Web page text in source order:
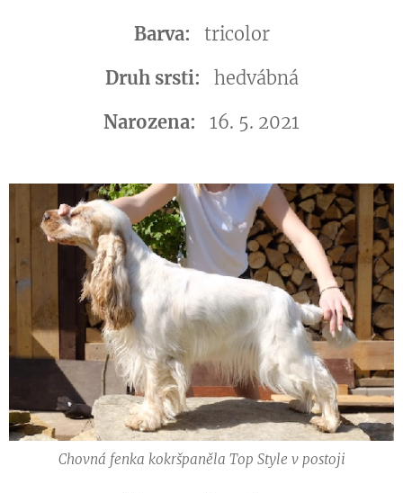
Barva: tricolor
Druh srsti: hedvábná
Narozena: 16. 5. 2021
Chovná fenka kokršpaněla Top Style v postoji